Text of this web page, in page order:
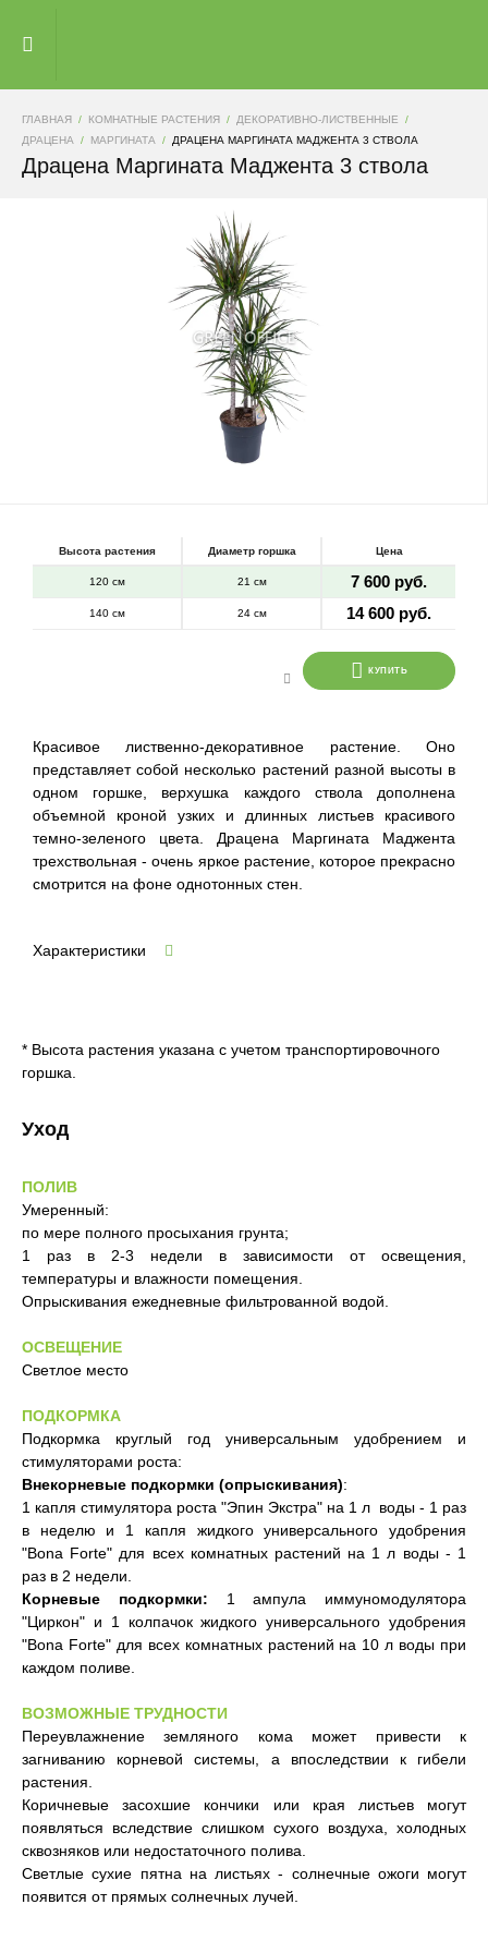
ГЛАВНАЯ КОМНАТНЫЕ РАСТЕНИЯ
ДЕКОРАТИВНО-ЛИСТВЕННЫЕ
ДРАЦЕНА
МАРГИНАТА ДРАЦЕНА МАРГИНАТА МАДЖЕНТА 3 СТВОЛА
Драцена Маргината Маджента 3 ствола
Высота растения Диаметр горшка Цена
120 см 21 см 7 600 руб.
140 см 24 см 14 600 руб.
КУПИТЬ
Красивое лиственно-декоративное растение. Оно
представляет собой несколько растений разной высоты в
одном горшке, верхушка каждого ствола дополнена
объемной кроной узких и длинных листьев красивого
темно-зеленого цвета. Драцена Маргината Маджента
трехствольная - очень яркое растение, которое прекрасно
смотрится на фоне однотонных стен.
Характеристики
* Высота растения указана с учетом транспортировочного
горшка.
Уход
ПОЛИВ
Умеренный:
по мере полного просыхания грунта;
1 раз в 2-3 недели в зависимости от освещения,
температуры и влажности помещения.
Опрыскивания ежедневные фильтрованной водой.
ОСВЕЩЕНИЕ
Светлое место
ПОДКОРМКА
Подкормка круглый год универсальным удобрением и
стимуляторами роста:
Внекорневые подкормки (опрыскивания):
1 капля стимулятора роста "Эпин Экстра" на 1 л воды - 1 раз
в неделю и 1 капля жидкого универсального удобрения
"Bona Forte" для всех комнатных растений на 1 л воды - 1
раз в 2 недели.
Корневые подкормки: 1 ампула иммуномодулятора
"Циркон" и 1 колпачок жидкого универсального удобрения
"Bona Forte" для всех комнатных растений на 10 л воды при
каждом поливе.
ВОЗМОЖНЫЕ ТРУДНОСТИ
Переувлажнение земляного кома может привести к
загниванию корневой системы, а впоследствии к гибели
растения.
Коричневые засохшие кончики или края листьев могут
появляться вследствие слишком сухого воздуха, холодных
сквозняков или недостаточного полива.
Светлые сухие пятна на листьях - солнечные ожоги могут
появится от прямых солнечных лучей.